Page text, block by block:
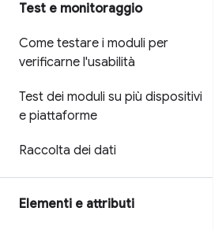
Test e monitoraggio
Come testare i moduli per
verificarne l'usabilità
Test dei moduli su più dispositivi
e piattaforme
Raccolta dei dati
Elementi e attributi